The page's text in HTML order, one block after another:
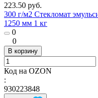
223.50 руб.
300 г/м2 Стекломат
1250 мм 1 кг
0
0
В корзину
Код на OZON
:
930223848